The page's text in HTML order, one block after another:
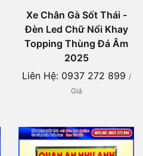
Xe Chân Gà Sốt Thái -
Đèn Led Chữ Nổi Khay
Topping Thùng Đá Âm
2025
Liên Hệ: 0937 272 899 /
Giá